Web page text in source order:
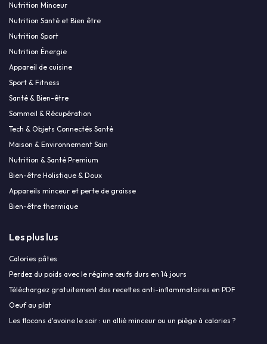
Nutrition Minceur
Nutrition Santé et Bien être
Nutrition Sport
Nutrition Énergie
Appareil de cuisine
Sport & Fitness
Santé & Bien-être
Sommeil & Récupération
Tech & Objets Connectés Santé
Maison & Environnement Sain
Nutrition & Santé Premium
Bien-être Holistique & Doux
Appareils minceur et perte de graisse
Bien-être thermique
Les plus lus
Calories pâtes
Perdez du poids avec le régime œufs durs en 14 jours
Téléchargez gratuitement des recettes anti-inflammatoires en PDF
Oeuf au plat
Les flocons d'avoine le soir : un allié minceur ou un piège à calories ?